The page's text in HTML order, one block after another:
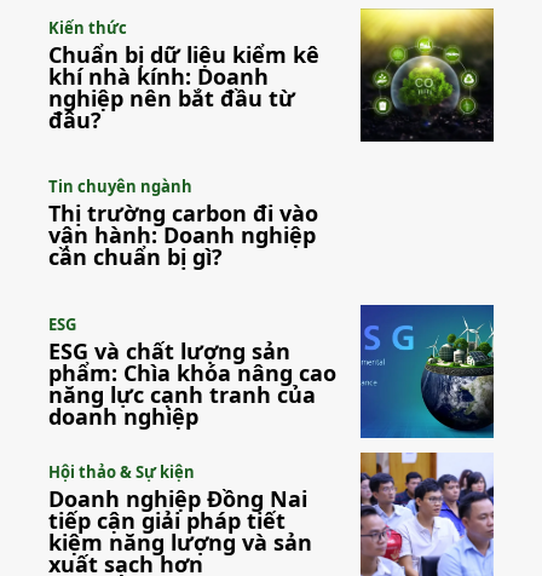
Kiến thức
Chuẩn bị dữ liệu kiểm kê
khí nhà kính: Doanh
nghiệp nên bắt đầu từ
đâu?
Tin chuyên ngành
Thị trường carbon đi vào
vận hành: Doanh nghiệp
cần chuẩn bị gì?
ESG
ESG và chất lượng sản
phẩm: Chìa khóa nâng cao
năng lực cạnh tranh của
doanh nghiệp
Hội thảo & Sự kiện
Doanh nghiệp Đồng Nai
tiếp cận giải pháp tiết
kiệm năng lượng và sản
xuất sạch hơn